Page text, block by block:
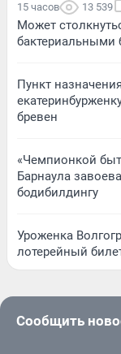
15 часов 13 539
Может
Пункт
бревен
«Чемпионкой
Барнаула
бодибилдингу
Уроженка
лотерейный
Сообщить